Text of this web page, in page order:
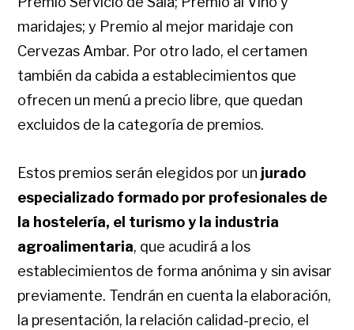
maridajes; y Premio al mejor maridaje con
Cervezas Ambar. Por otro lado, el certamen
también da cabida a establecimientos que
ofrecen un menú a precio libre, que quedan
excluidos de la categoría de premios.
Estos premios serán elegidos por un jurado
especializado formado por profesionales de
la hostelería, el turismo y la industria
agroalimentaria, que acudirá a los
establecimientos de forma anónima y sin avisar
previamente. Tendrán en cuenta la elaboración,
la presentación, la relación calidad-precio, el